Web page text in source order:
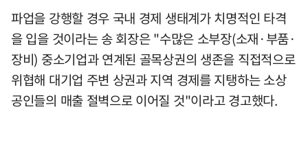
파업을 강행할 경우 국내 경제 생태계가 치명적인 타격
을 입을 것이라는 송 회장은 "수많은 소부장(소재·부품·
장비) 중소기업과 연계된 골목상권의 생존을 직접적으로
위협해 대기업 주변 상권과 지역 경제를 지탱하는 소상
공인들의 매출 절벽으로 이어질 것"이라고 경고했다.